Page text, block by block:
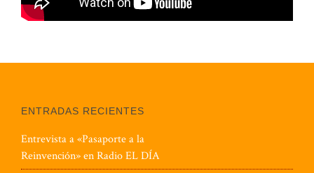
ENTRADAS RECIENTES
Entrevista a «Pasaporte a la
Reinvención» en Radio EL DÍA